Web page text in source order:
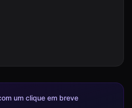
um clique em breve